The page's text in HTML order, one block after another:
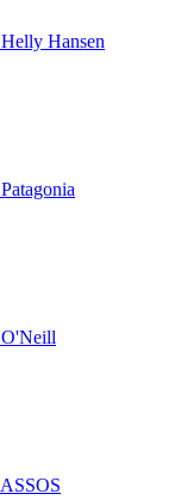
Helly Hansen
Patagonia
O'Neill
ASSOS